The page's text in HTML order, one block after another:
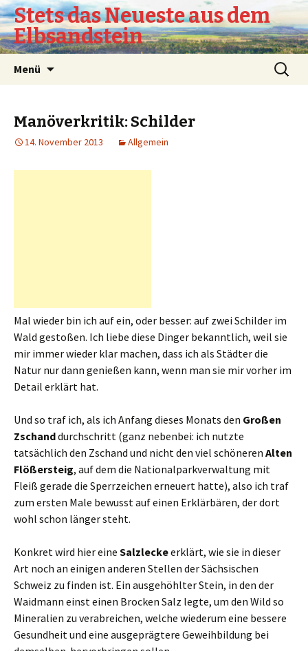
Stets das Neueste aus dem
Elbsandstein
Menü
Suchen
nach:
Manöverkritik: Schilder
14. November 2013 Allgemein
Mal wieder bin ich auf ein, oder besser: auf zwei Schilder im
Wald gestoßen. Ich liebe diese Dinger bekanntlich, weil sie
mir immer wieder klar machen, dass ich als Städter die
Natur nur dann genießen kann, wenn man sie mir vorher im
Detail erklärt hat.
Und so traf ich, als ich Anfang dieses Monats den Großen
Zschanddurchschritt (ganz nebenbei: ich nutzte
tatsächlich den Zschand und nicht den viel schöneren Alten
Flößersteig, auf dem die Nationalparkverwaltung mit
Fleiß gerade die Sperrzeichen erneuert hatte), also ich traf
zum ersten Male bewusst auf einen Erklärbären, der dort
wohl schon länger steht.
Konkret wird hier eine Salzleckeerklärt, wie sie in dieser
Art noch an einigen anderen Stellen der Sächsischen
Schweiz zu finden ist. Ein ausgehöhlter Stein, in den der
Waidmann einst einen Brocken Salz legte, um den Wild so
Mineralien zu verabreichen, welche wiederum eine bessere
Gesundheit und eine ausgeprägtere Geweihbildung bei